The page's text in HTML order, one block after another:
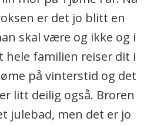
er det jo blitt en
skal være og ikke og i
hele familien reiser dit i
på vinterstid og det
litt deilig også. Broren
julebad, men det er jo